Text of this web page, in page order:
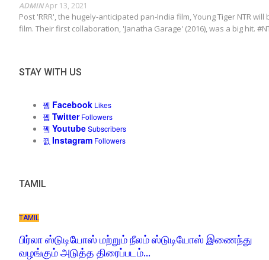
ADMINApr 13, 2021
Post 'RRR', the hugely-anticipated pan-India film, Young Tiger NTR
film. Their first collaboration, 'Janatha Garage' (2016), was a big hit.
STAY WITH US
Facebook Likes
Twitter Followers
YoutubeSubscribers
Instagram Followers
TAMIL
TAMIL
பிர்லா ஸ்டுடியோஸ் மற்றும் நீலம் ஸ்டுடியோஸ் இணைந்து
வழங்கும் அடுத்த திரைப்படம்…